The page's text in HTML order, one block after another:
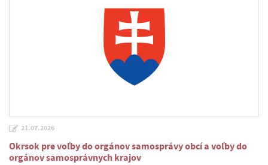
21.07.2026
Okrsok pre voľby do orgánov samosprávy obcí a voľby do
orgánov samosprávnych krajov